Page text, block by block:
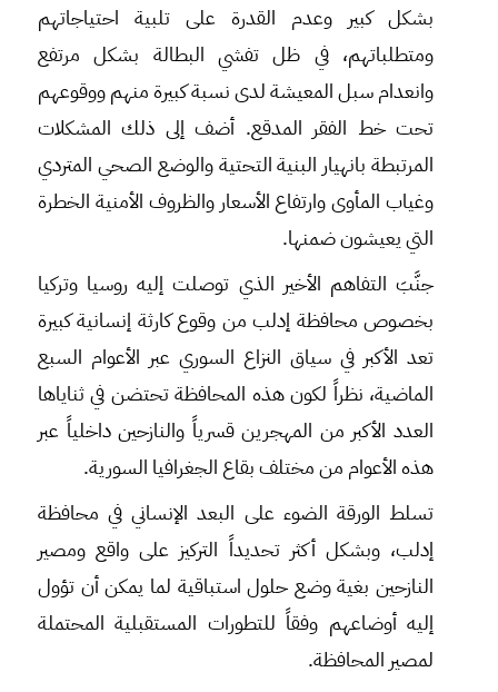
بشكل كبير وعدم القدرة على تلبية احتياجاتهم
ومتطلباتهم، في ظل تفشي البطالة بشكل مرتفع
وانعدام سبل المعيشة لدى نسبة كبيرة منهم ووقوعهم
تحت خط الفقر المدقع. أضف إلى ذلك المشكلات
المرتبطة بانهيار البنية التحتية والوضع الصحي المتردي
وغياب المأوى وارتفاع الأسعار والظروف الأمنية الخطرة
التي يعيشون ضمنها.
جنَّبَ التفاهم الأخير الذي توصلت إليه روسيا وتركيا
بخصوص محافظة إدلب من وقوع كارثة إنسانية كبيرة
تعد الأكبر في سياق النزاع السوري عبر الأعوام السبع
الماضية، نظراً لكون هذه المحافظة تحتضن في ثناياها
العدد الأكبر من المهجرين قسرياً والنازحين داخلياً عبر
هذه الأعوام من مختلف بقاع الجغرافيا السورية.
تسلط الورقة الضوء على البعد الإنساني في محافظة
إدلب، وبشكل أكثر تحديداً التركيز على واقع ومصير
النازحين بغية وضع حلول استباقية لما يمكن أن تؤول
إليه أوضاعهم وفقاً للتطورات المستقبلية المحتملة
لمصير المحافظة.